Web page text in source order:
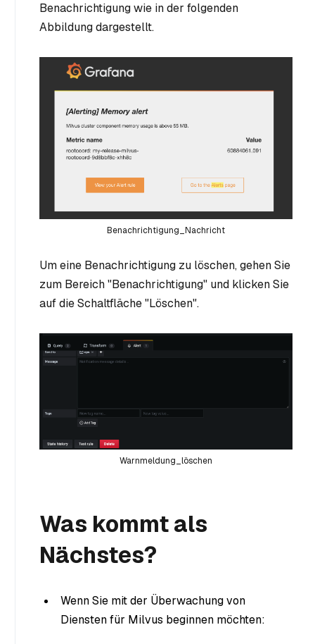
Benachrichtigung wie in der folgenden
Abbildung dargestellt.
Benachrichtigung_Nachricht
Um eine Benachrichtigung zu löschen, gehen Sie
zum Bereich "Benachrichtigung" und klicken Sie
auf die Schaltfläche "Löschen".
Warnmeldung_löschen
Was kommt als
Nächstes?
Wenn Sie mit der Überwachung von
Diensten für Milvus beginnen möchten: